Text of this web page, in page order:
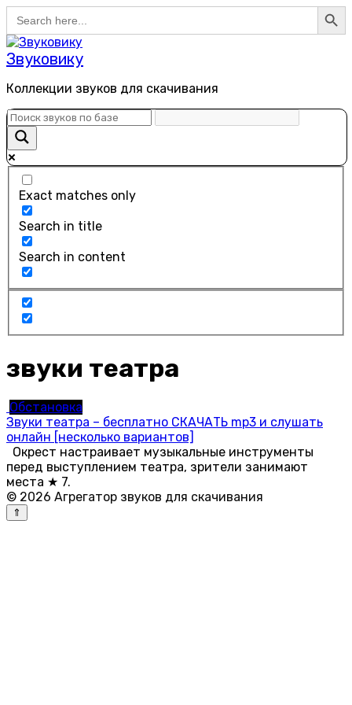
Перейти
содержанию
Search
for:
Search Button
Звуковику
Коллекции звуков для скачивания
Exact matches only
Search in title
Search in content
звуки театра
Обстановка
Звуки театра – бесплатно СКАЧАТЬ mp3 и слушать
онлайн [несколько вариантов]
Окрест настраивает музыкальные инструменты
перед выступлением театра, зрители занимают
места ★ 7.
© 2026 Агрегатор звуков для скачивания